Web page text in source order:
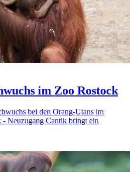
im Zoo Rostock
bei den Orang-Utans im
Neuzugang Cantik bringt ein